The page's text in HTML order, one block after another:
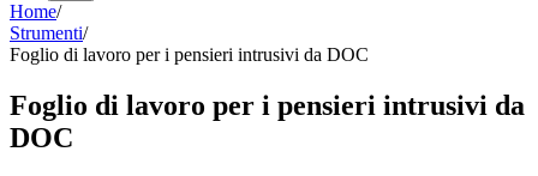
Home/
Strumenti/
Foglio di lavoro per i pensieri intrusivi da DOC
Foglio di lavoro per i pensieri intrusivi da
DOC